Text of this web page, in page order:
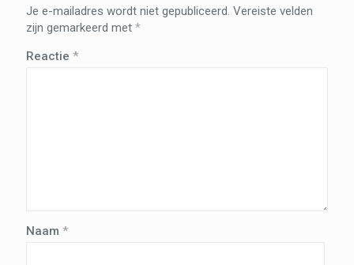
Je e-mailadres wordt niet gepubliceerd. Vereiste velden
zijn gemarkeerd met *
Reactie *
Naam *